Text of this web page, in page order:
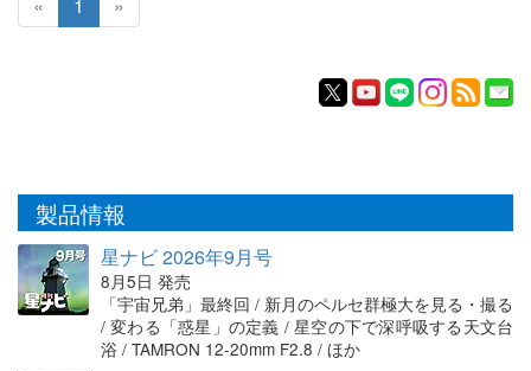
« 1 »
製品情報
星ナビ 2026年9月号
8月5日 発売
「宇宙兄弟」最終回 / 新月のペルセ群極大を見る・撮る
/ 変わる「惑星」の定義 / 星空の下で深呼吸する天文台
浴 / TAMRON 12-20mm F2.8 / ほか